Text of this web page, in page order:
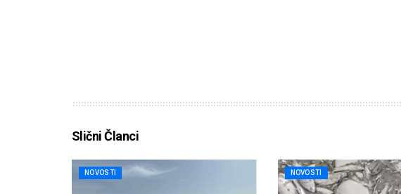
Slični Članci
NOVOSTI NOVOSTI